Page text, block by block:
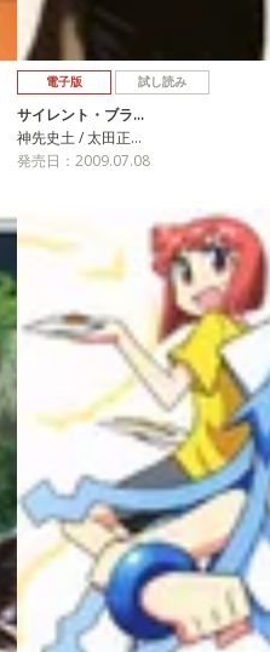
電子版 試し読み
サイレント・ブラ…
神先史土 / 太田正…
発売日：2009.07.08